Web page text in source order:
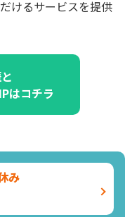
けるサービスを提供
はコチラ
み